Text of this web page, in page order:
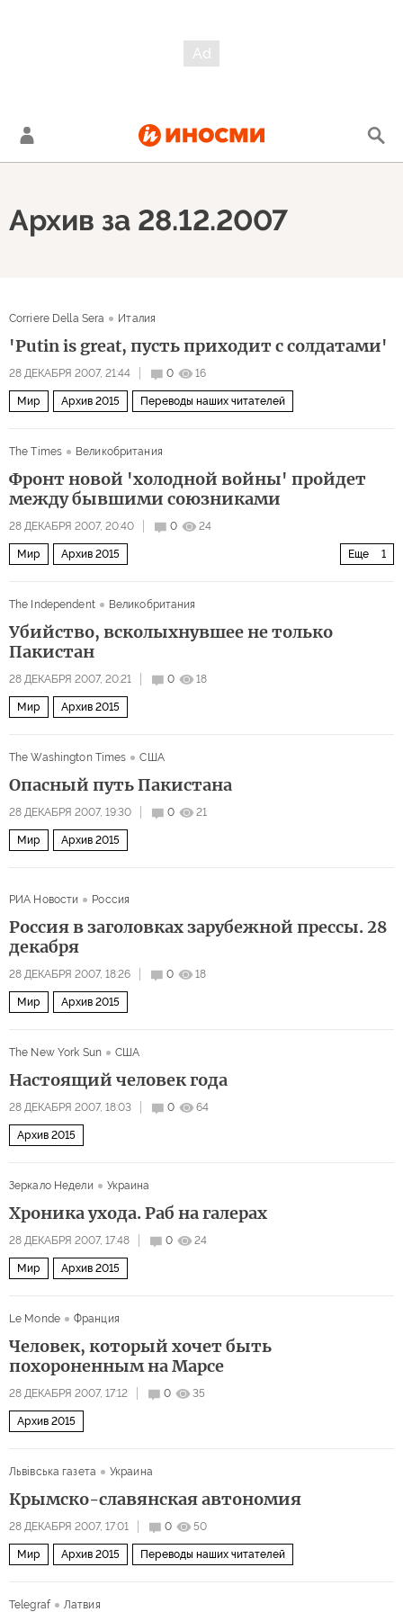
Архив за 28.12.2007
Corriere Della Sera Италия
'Putin is great, пусть приходит с солдатами'
28 ДЕКАБРЯ 2007, 21:44 0 16
Мир Архив 2015 Переводы наших читателей
The Times Великобритания
Фронт новой 'холодной войны' пройдет
между бывшими союзниками
28 ДЕКАБРЯ 2007, 20:40 0 24
Еще 1
Мир Архив 2015
The Independent
Великобритания
Убийство, всколыхнувшее не только
Пакистан
28 ДЕКАБРЯ 2007, 20:21 0 18
Мир Архив 2015
The Washington Times США
Опасный путь Пакистана
28 ДЕКАБРЯ 2007, 19:30 0 21
Мир Архив 2015
РИА Новости Россия
Россия в заголовках зарубежной прессы. 28
декабря
28 ДЕКАБРЯ 2007, 18:26 0 18
Мир Архив 2015
The New York Sun США
Настоящий человек года
28 ДЕКАБРЯ 2007, 18:03 0 64
Архив 2015
Зеркало Недели Украина
Хроника ухода. Раб на галерах
28 ДЕКАБРЯ 2007, 17:48 0 24
Мир Архив 2015
Le Monde Франция
Человек, который хочет быть
похороненным на Марсе
28 ДЕКАБРЯ 2007, 17:12 0 35
Архив 2015
Львiвська газета Украина
Крымско-славянская автономия
28 ДЕКАБРЯ 2007, 17:01 0 50
Мир Архив 2015 Переводы наших читателей
Telegraf Латвия